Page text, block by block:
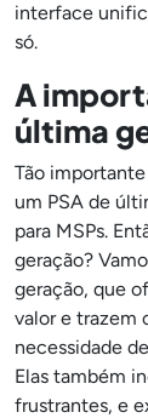
interface
só.
A
última
Tão
um PSA de
para MSPs.
geração?
geração, que
valor e trazem
necessidade
Elas também
frustrantes, e